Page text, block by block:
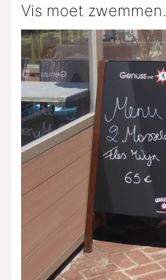
Vis moet zwemmen.